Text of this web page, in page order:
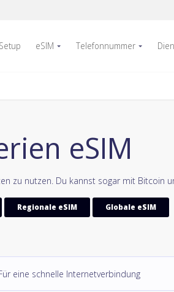
Setup eSIM Telefonnummer
eSIM
zu nutzen. Du kannst sogar mit Bitcoin
Regionale eSIM Globale eSIM
eine schnelle Internetverbindung